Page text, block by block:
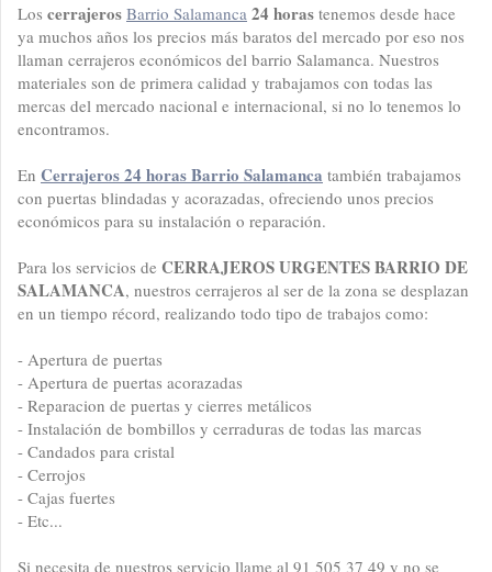
Los cerrajeros Barrio Salamanca 24 horas tenemos desde hace
ya muchos años los precios más baratos del mercado por eso nos
llaman cerrajeros económicos del barrio Salamanca. Nuestros
materiales son de primera calidad y trabajamos con todas las
mercas del mercado nacional e internacional, si no lo tenemos lo
encontramos.
En Cerrajeros 24 horas Barrio Salamanca también trabajamos
con puertas blindadas y acorazadas, ofreciendo unos precios
económicos para su instalación o reparación.
Para los servicios de CERRAJEROS URGENTES BARRIO DE
SALAMANCA, nuestros cerrajeros al ser de la zona se desplazan
en un tiempo récord, realizando todo tipo de trabajos como:
- Apertura de puertas
- Apertura de puertas acorazadas
- Reparacion de puertas y cierres metálicos
- Instalación de bombillos y cerraduras de todas las marcas
- Candados para cristal
- Cerrojos
- Cajas fuertes
- Etc...
Si necesita de nuestros servicio llame al 91 505 37 49 y no se